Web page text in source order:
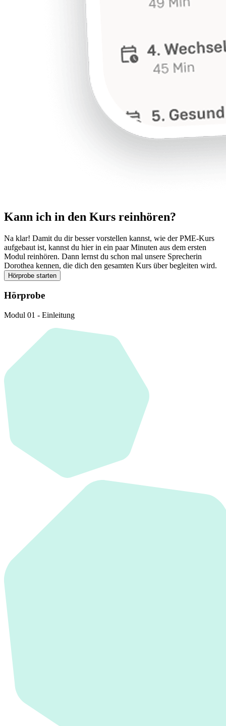
Kann ich in den Kurs reinhören?
Na klar! Damit du dir besser vorstellen kannst, wie der PME-Kurs
aufgebaut ist, kannst du hier in ein paar Minuten aus dem ersten
Modul reinhören. Dann lernst du schon mal unsere Sprecherin
Dorothea kennen, die dich den gesamten Kurs über begleiten wird.
Hörprobe starten
Hörprobe
Modul 01 - Einleitung